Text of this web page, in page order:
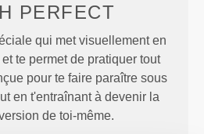
PERFECT
qui met visuellement en
te permet de pratiquer tout
pour te faire paraître sous
en t'entraînant à devenir la
de toi-même.